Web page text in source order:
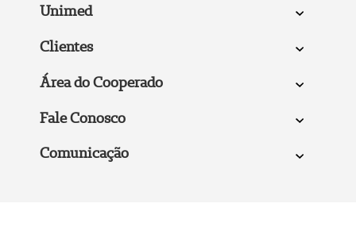
Unimed
Clientes
Área do Cooperado
Fale Conosco
Comunicação